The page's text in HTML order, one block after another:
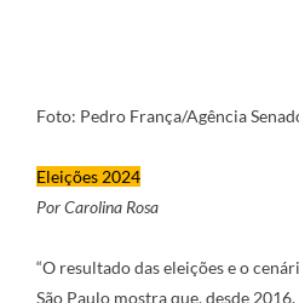
Foto: Pedro França/Agência
Eleições 2024
Por Carolina Rosa
“O resultado das eleições e o
São Paulo mostra que, desde